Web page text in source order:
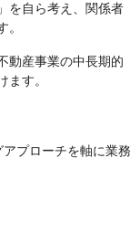
を自ら考え、関係者
動産事業の中長期的
す。
プローチを軸に業務